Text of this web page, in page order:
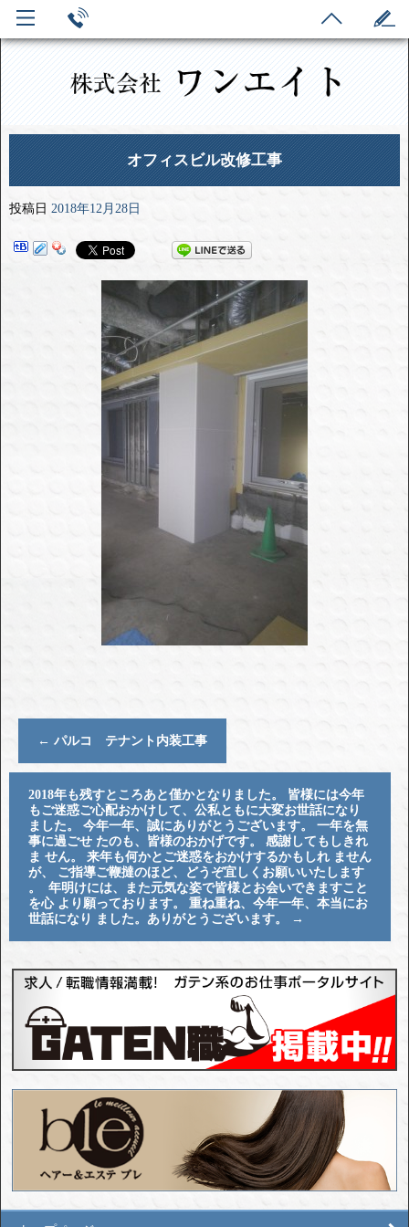
オフィスビル改修工事
投稿日 2018年12月28日
← パルコ テナント内装工事
2018年も残すところあと僅かとなりました。 皆様には今年
もご迷惑ご心配おかけして、公私ともに大変お世話になり
ました。 今年一年、誠にありがとうございます。 一年を無
事に過ごせ たのも、皆様のおかげです。 感謝してもしきれ
ま せん。 来年も何かとご迷惑をおかけするかもしれ ません
が、 ご指導ご鞭撻のほど、どうぞ宜しくお願いいたします
。 年明けには、また元気な姿で皆様とお会いできますこと
を心 より願っております。 重ね重ね、今年一年、本当にお
世話になり ました。ありがとうございます。
→